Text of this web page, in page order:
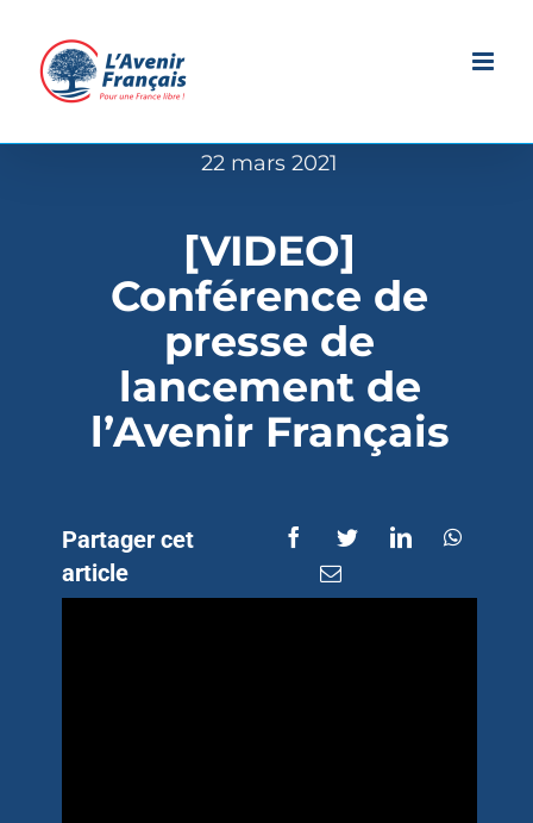
contenu
22 mars 2021
[VIDEO]
Conférence de
presse de
lancement de
l’Avenir Français
Partager cet
article